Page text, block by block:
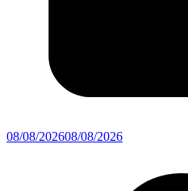
08/08/202608/08/2026